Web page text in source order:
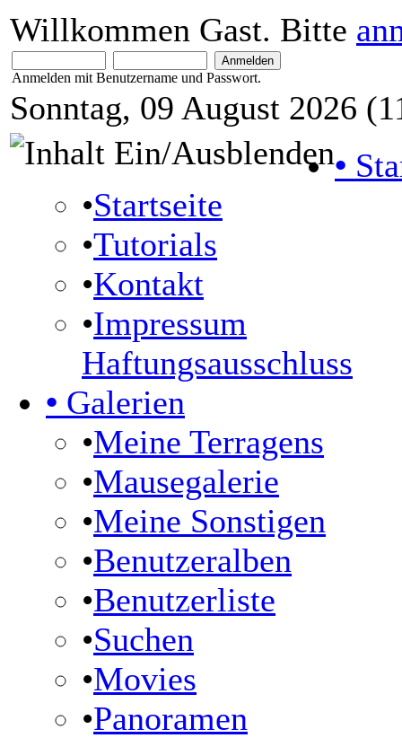
Willkommen Gast. Bitte
Anmelden mit Benutzername und Passwort.
Sonntag, 09 August 2026
•
•Startseite
•Tutorials
•Kontakt
•Impressum
Haftungsausschluss
• Galerien
•Meine Terragens
•Mausegalerie
•Meine Sonstigen
•Benutzeralben
•Benutzerliste
•Suchen
•Movies
•Panoramen